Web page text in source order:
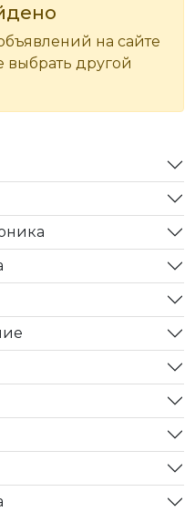
на сайте
выбрать другой